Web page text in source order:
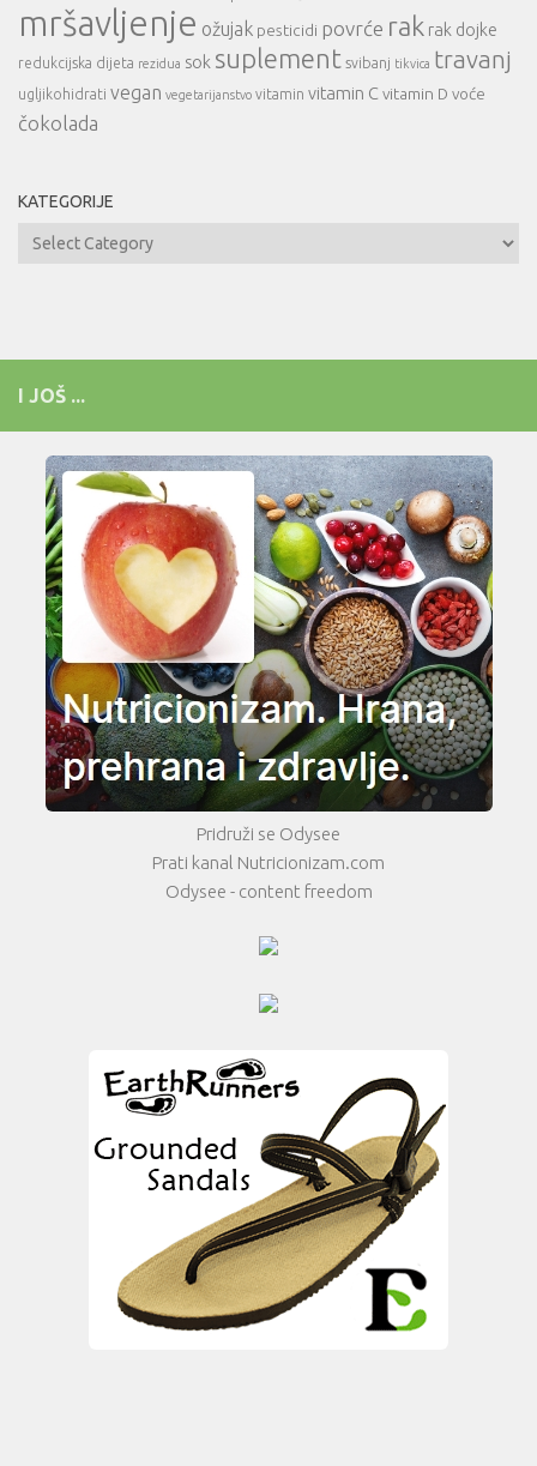
mršavljenje ožujak pesticidi povrće rak rak dojke
redukcijska dijeta rezidua sok suplement svibanj tikvica travanj
ugljikohidrati vegan vegetarijanstvo vitamin vitamin C vitamin D voće
čokolada
KATEGORIJE
Kategorije
I JOŠ ...
Pridruži se Odysee
Prati kanal Nutricionizam.com
Odysee - content freedom